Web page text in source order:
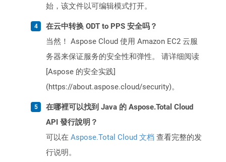
始，该文件以可编辑模式打开。
在云中转换 ODT to PPS 安全吗？
当然！ Aspose Cloud 使用 Amazon EC2 云服
务器来保证服务的安全性和弹性。 请详细阅读
[Aspose 的安全实践]
(https://about.aspose.cloud/security)。
在哪裡可以找到 Java 的 Aspose.Total Cloud
API 發行說明？
可以在 Aspose.Total Cloud 文档 查看完整的发
行说明。